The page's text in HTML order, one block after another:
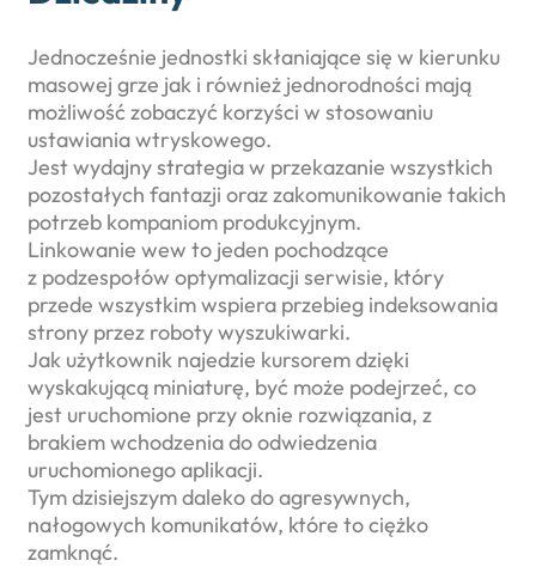
Jednocześnie jednostki skłaniające się w kierunku
masowej grze jak i również jednorodności mają
możliwość zobaczyć korzyści w stosowaniu
ustawiania wtryskowego.
Jest wydajny strategia w przekazanie wszystkich
pozostałych fantazji oraz zakomunikowanie takich
potrzeb kompaniom produkcyjnym.
Linkowanie wew to jeden pochodzące
z podzespołów optymalizacji serwisie, który
przede wszystkim wspiera przebieg indeksowania
strony przez roboty wyszukiwarki.
Jak użytkownik najedzie kursorem dzięki
wyskakującą miniaturę, być może podejrzeć, co
jest uruchomione przy oknie rozwiązania, z
brakiem wchodzenia do odwiedzenia
uruchomionego aplikacji.
Tym dzisiejszym daleko do agresywnych,
nałogowych komunikatów, które to ciężko
zamknąć.